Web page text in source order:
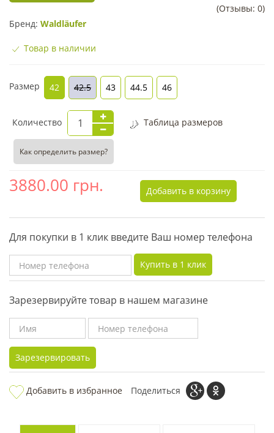
(Отзывы: 0)
Бренд: Waldläufer
Товар в наличии
Размер 42 42.5 43 44.5 46
Количество Таблица размеров
Как определить размер?
3880.00 грн. Добавить в корзину
Для покупки в 1 клик введите Ваш номер телефона
Купить в 1 клик
Зарезервируйте товар в нашем магазине
Зарезервировать
Добавить в избранное Поделиться